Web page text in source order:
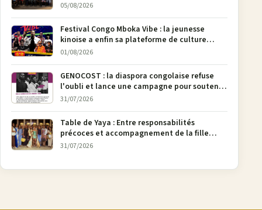
05/08/2026
Festival Congo Mboka Vibe : la jeunesse
kinoise a enfin sa plateforme de culture
urbaine
01/08/2026
GENOCOST : la diaspora congolaise refuse
l'oubli et lance une campagne pour soutenir
la pétition FONAREV depuis Bruxelles
31/07/2026
Table de Yaya : Entre responsabilités
précoces et accompagnement de la fille
aînée, la diaspora en débat
31/07/2026